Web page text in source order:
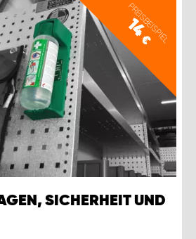
PREISBEISPIEL
14
€
SICHERHEIT UND